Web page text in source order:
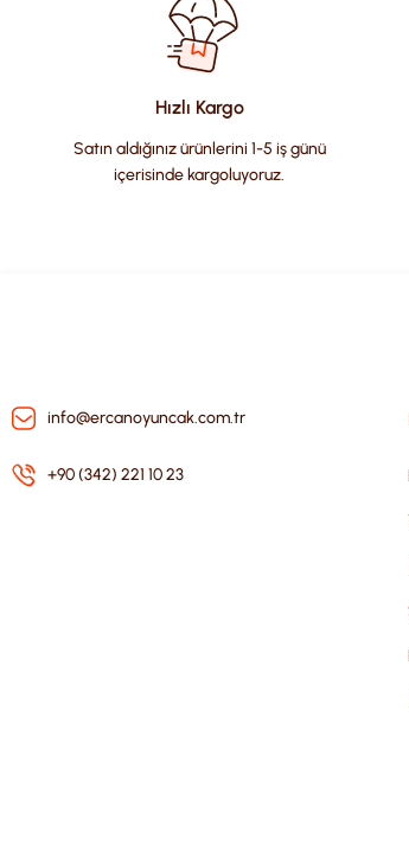
Ürün resmi kalitesiz, bozuk veya
Ürün açıklamasında eksik bilgiler bulunuyor.
Ürün bilgilerinde hatalar bulunuyor.
Bu ürüne benzer farklı alternatifler olmalı.
Hızlı Kargo
Satın aldığınız ürünlerini 1-5 iş günü
içerisinde kargoluyoruz.
info@ercanoyuncak.com.tr
+90 (342) 221 10 23